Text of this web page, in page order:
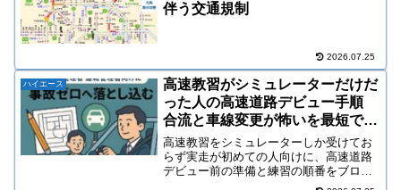
伴う交通規制
2026.07.25
ハイエース
高速教習がシミュレーターだけだ
った人の高速道路デビュー手順
合流と車線変更が怖いを最短で解
決
高速教習をシミュレーターしか受けてお
らず実走が初めての人向けに、高速道路
デビュー前の準備と練習の順番をブログ
記事として整理。合流 車線変更 速度感